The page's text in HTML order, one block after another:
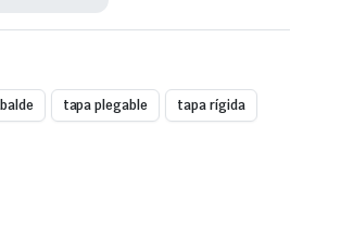
tapa plegable tapa rígida